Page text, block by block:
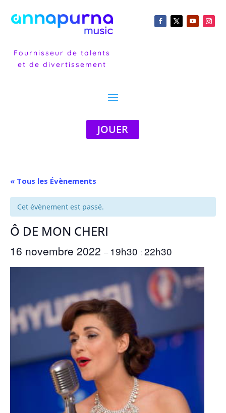
Fournisseur de talents
et de divertissement
JOUER
« Tous les Évènements
Cet évènement est passé.
Ô DE MON CHERI
16 novembre 2022 – 19h30 : 22h30